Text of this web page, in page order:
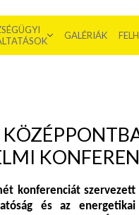
GALÉRIÁK
konferenciát szervezett
és az energetikai